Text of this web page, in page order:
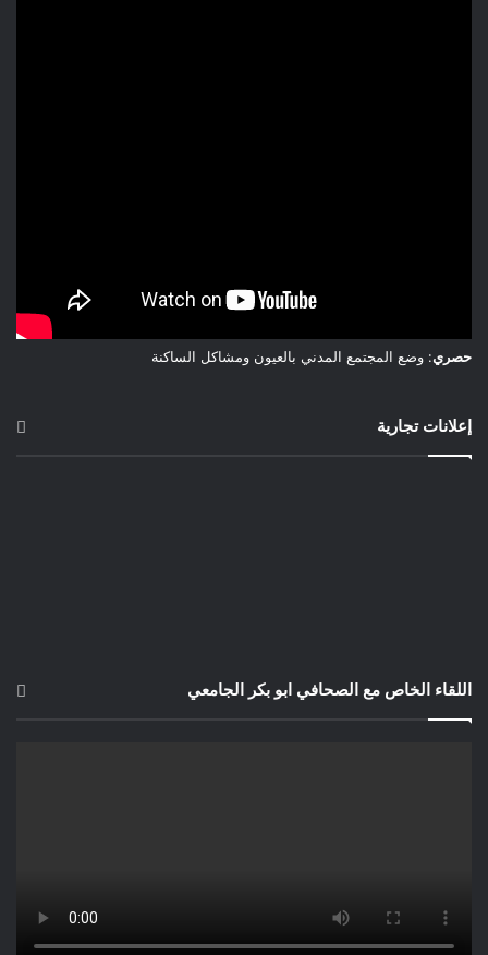
حصري: وضع المجتمع المدني بالعيون ومشاكل الساكنة
إعلانات تجارية
اللقاء الخاص مع الصحافي ابو بكر الجامعي